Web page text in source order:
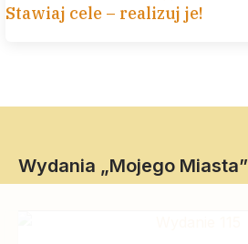
Stawiaj cele – realizuj je!
Wydania „Mojego Miasta”